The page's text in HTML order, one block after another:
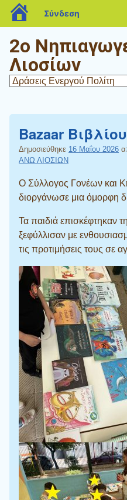
2ο
Λιοσίων
Bazaar
Δημοσιεύθηκε 16 Μαΐου 2026
ΑΝΩ ΛΙΟΣΙΩΝ
Ο Σύλλογος Γονέων και
διοργάνωσε μια όμορφη
Τα παιδιά επισκέφτηκαν
ξεφύλλισαν με
τις προτιμήσεις τους σε
blogs.sch.gr
Σύνδεση